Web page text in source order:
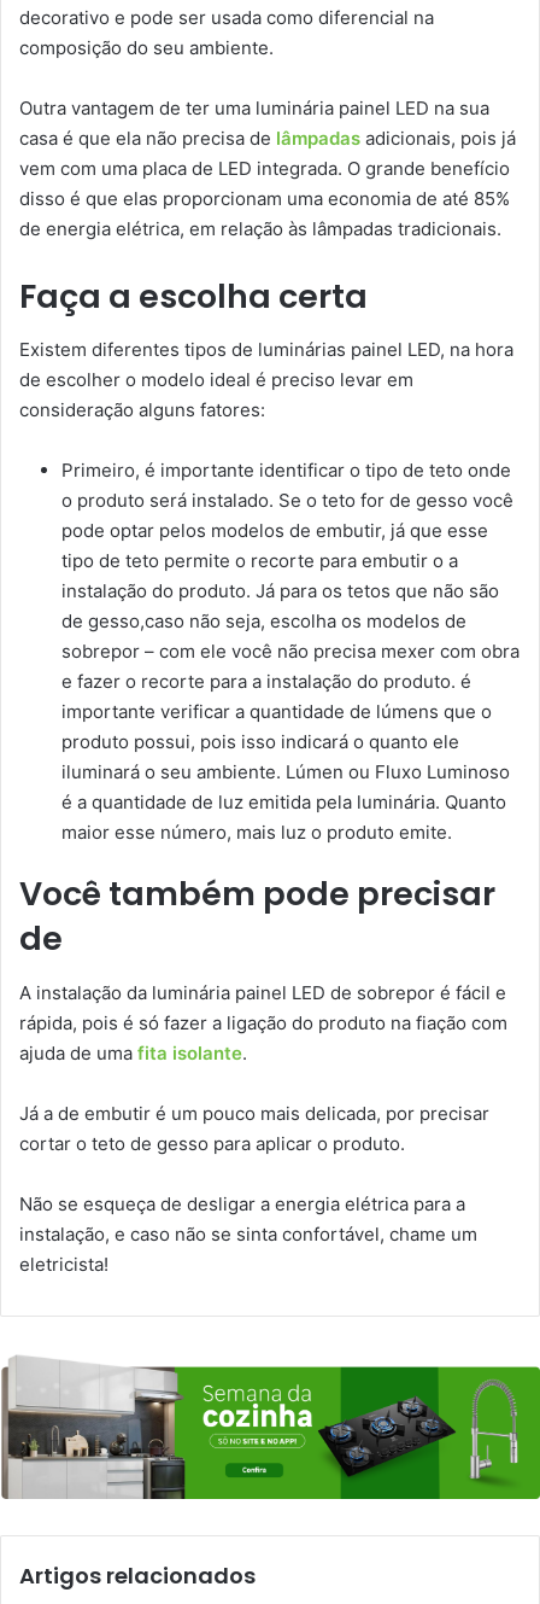
decorativo e pode ser usada como diferencial na
composição do seu ambiente.
Outra vantagem de ter uma luminária painel LED na sua
casa é que ela não precisa de lâmpadas adicionais, pois já
vem com uma placa de LED integrada. O grande benefício
disso é que elas proporcionam uma economia de até 85%
de energia elétrica, em relação às lâmpadas tradicionais.
Faça a escolha certa
Existem diferentes tipos de luminárias painel LED, na hora
de escolher o modelo ideal é preciso levar em
consideração alguns fatores:
Primeiro, é importante identificar o tipo de teto onde
o produto será instalado. Se o teto for de gesso você
pode optar pelos modelos de embutir, já que esse
tipo de teto permite o recorte para embutir o a
instalação do produto. Já para os tetos que não são
de gesso,caso não seja, escolha os modelos de
sobrepor – com ele você não precisa mexer com obra
e fazer o recorte para a instalação do produto. é
importante verificar a quantidade de lúmens que o
produto possui, pois isso indicará o quanto ele
iluminará o seu ambiente. Lúmen ou Fluxo Luminoso
é a quantidade de luz emitida pela luminária. Quanto
maior esse número, mais luz o produto emite.
Você também pode precisar
de
A instalação da luminária painel LED de sobrepor é fácil e
rápida, pois é só fazer a ligação do produto na fiação com
ajuda de uma fita isolante.
Já a de embutir é um pouco mais delicada, por precisar
cortar o teto de gesso para aplicar o produto.
Não se esqueça de desligar a energia elétrica para a
instalação, e caso não se sinta confortável, chame um
eletricista!
Artigos relacionados